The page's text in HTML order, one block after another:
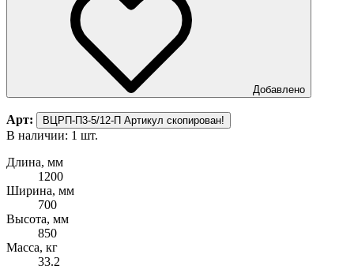
Добавлено
Арт: ВЦРП-П3-5/12-П Артикул скопирован!
В наличии: 1 шт.
Длина, мм
1200
Ширина, мм
700
Высота, мм
850
Масса, кг
33.2